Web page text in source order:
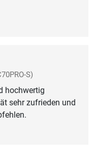
S)
hochwertig
sehr zufrieden und